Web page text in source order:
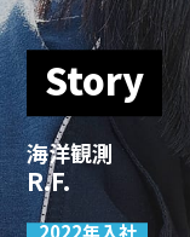
Story
海洋観測
R.F.
2022年入社